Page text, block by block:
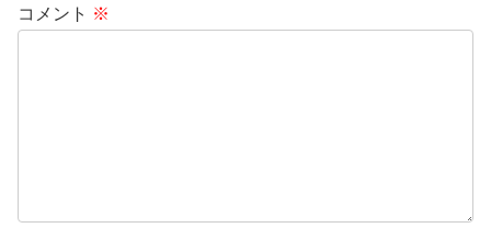
コメント ※